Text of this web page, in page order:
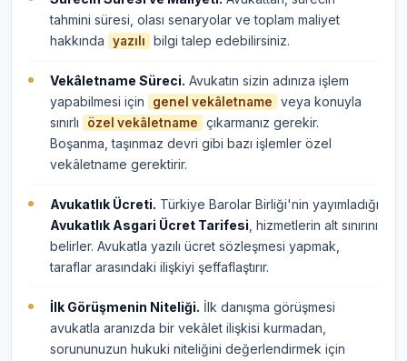
tahmini süresi, olası senaryolar ve toplam maliyet
hakkında
yazılı bilgi talep edebilirsiniz.
Vekâletname Süreci. Avukatın sizin adınıza işlem
yapabilmesi için
genel vekâletname
veya konuyla
sınırlı
özel vekâletname
çıkarmanız gerekir.
Boşanma, taşınmaz devri gibi bazı işlemler özel
vekâletname gerektirir.
Avukatlık Ücreti. Türkiye Barolar Birliği'nin yayımladığı
Avukatlık Asgari Ücret Tarifesi , hizmetlerin alt sınırını
belirler. Avukatla yazılı ücret sözleşmesi yapmak,
taraflar arasındaki ilişkiyi şeffaflaştırır.
İlk Görüşmenin Niteliği. İlk danışma görüşmesi
avukatla aranızda bir vekâlet ilişkisi kurmadan,
sorununuzun hukuki niteliğini değerlendirmek için